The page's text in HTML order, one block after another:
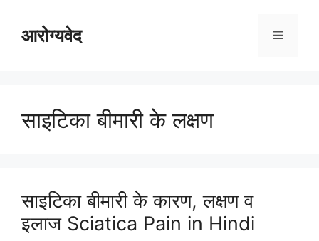
आरोग्यवेद Menu
साइटिका बीमारी के लक्षण
साइटिका बीमारी के कारण, लक्षण व
इलाज Sciatica Pain in Hindi